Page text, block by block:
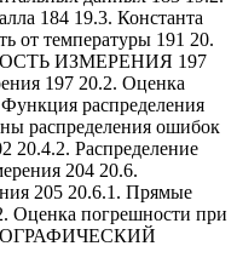
184 19.3. Константа
от температуры 191 20.
ИЗМЕРЕНИЯ 197
197 20.2. Оценка
распределения
распределения ошибок
20.4.2. Распределение
204 20.6.
205 20.6.1. Прямые
Оценка погрешности при